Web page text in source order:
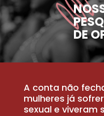
DE
A conta não
mulheres já
sexual e viveram